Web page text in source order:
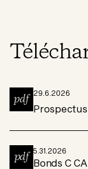
pdf 29.6.2026
Prospectus
pdf 5.31.2026
Bonds C